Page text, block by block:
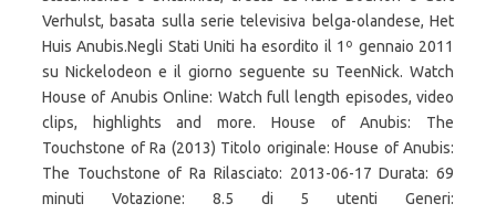
Verhulst, basata sulla serie televisiva belga-olandese, Het
Huis Anubis.Negli Stati Uniti ha esordito il 1º gennaio 2011
su Nickelodeon e il giorno seguente su TeenNick. Watch
House of Anubis Online: Watch full length episodes, video
clips, highlights and more. House of Anubis: The
Touchstone of Ra (2013) Titolo originale: House of Anubis:
The Touchstone of Ra Rilasciato: 2013-06-17 Durata: 69
minuti Votazione: 8.5 di 5 utenti Generi: